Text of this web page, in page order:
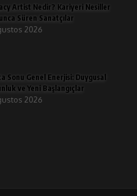
Artist Nedir? Kariyeri Nesiller
Süren Sanatçılar
2026
Sonu Genel Enerjisi: Duygusal
ve Yeni Başlangıçlar
2026